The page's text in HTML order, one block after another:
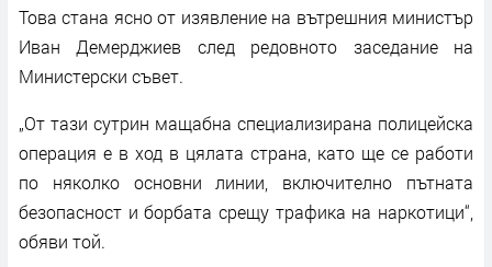
Това стана ясно от изявление на вътрешния министър
Иван Демерджиев след редовното заседание на
Министерски съвет.
„От тази сутрин мащабна специализирана полицейска
операция е в ход в цялата страна, като ще се работи
по няколко основни линии, включително пътната
безопасност и борбата срещу трафика на наркотици“,
обяви той.